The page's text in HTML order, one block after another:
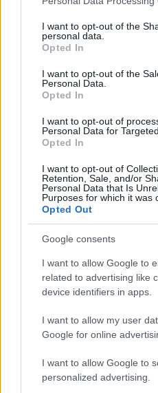
not limited to your visit or
grant or deny consent to
use your data for below
consent section.
I want to opt-out of the
personal data.
Opted In
I want to opt-out of the
Personal Data.
Opted In
I want to opt-out of
Personal Data for
Opted In
I want to opt-out of
Retention, Sale, and/or
Personal Data that Is
Purposes for which it was
Opted Out
Google consents
I want to allow Google to
related to advertising like
device identifiers in apps.
I want to allow my user
Google for online
I want to allow Google to
personalized advertising.
Alfonso ‘Pacha’ Espino
El Cádiz jugará la ‘final’ por
lateral izquierdo deberá
por acumulación de
Cármenes.
rotación
Vicente Moreno tendrá la
para visitar el Estadio de la
El ex de Sevilla y Barcelona
Gil y la irrupción de Vilhena,
un grave problema para los
para Lopetegui
El Sevilla no podrá contar
uno de sus jugadores más
Ocampos. El argentino,